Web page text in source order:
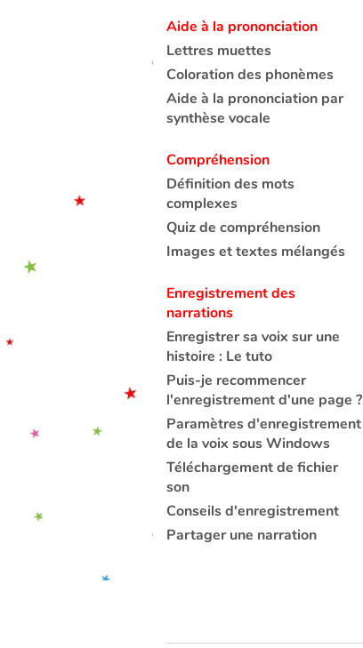
Aide à la prononciation
Lettres muettes
Coloration des phonèmes
Aide à la prononciation par
synthèse vocale
Compréhension
Définition des mots
complexes
Quiz de compréhension
Images et textes mélangés
Enregistrement des
narrations
Enregistrer sa voix sur une
histoire : Le tuto
Puis-je recommencer
l'enregistrement d'une page ?
Paramètres d'enregistrement
de la voix sous Windows
Téléchargement de fichier
son
Conseils d'enregistrement
Partager une narration